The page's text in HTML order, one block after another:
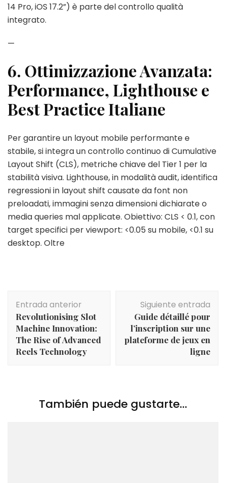
14 Pro, iOS 17.2”) è parte del controllo qualità
integrato.
—
6. Ottimizzazione Avanzata:
Performance, Lighthouse e
Best Practice Italiane
Per garantire un layout mobile performante e
stabile, si integra un controllo continuo di Cumulative
Layout Shift (CLS), metriche chiave del Tier 1 per la
stabilità visiva. Lighthouse, in modalità audit, identifica
regressioni in layout shift causate da font non
preloadati, immagini senza dimensioni dichiarate o
media queries mal applicate. Obiettivo: CLS < 0.1, con
target specifici per viewport: <0.05 su mobile, <0.1 su
desktop. Oltre
de
entradas
Entrada anterior
Revolutionising Slot
Machine Innovation:
The Rise of Advanced
Reels Technology
Siguiente entrada
Guide détaillé pour
l’inscription sur une
plateforme de jeux en
ligne
También puede gustarte...